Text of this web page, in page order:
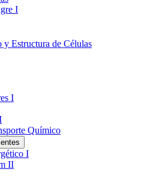
I
Estructura de Células
I
Químico
I
II